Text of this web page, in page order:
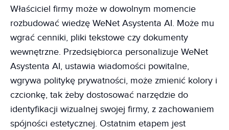
Właściciel firmy może w dowolnym momencie
rozbudować wiedzę WeNet Asystenta AI. Może mu
wgrać cenniki, pliki tekstowe czy dokumenty
wewnętrzne. Przedsiębiorca personalizuje WeNet
Asystenta AI, ustawia wiadomości powitalne,
wgrywa politykę prywatności, może zmienić kolory i
czcionkę, tak żeby dostosować narzędzie do
identyfikacji wizualnej swojej firmy, z zachowaniem
spójności estetycznej. Ostatnim etapem jest